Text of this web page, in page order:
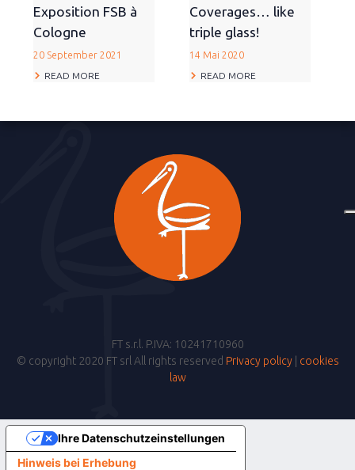
Exposition FSB à
Cologne
20 September 2021
READ MORE
Coverages… like
triple glass!
14 Mai 2020
READ MORE
FT s.r.l. P.IVA: 10241710960
© copyright 2020 FT srl All rights reserved Privacy policy| cookies
law
Hinweis bei Erhebung
Ihre Datenschutzeinstellungen